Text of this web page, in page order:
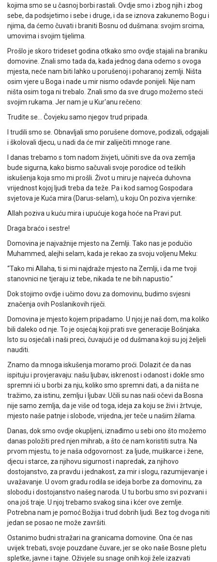
kojima smo se u časnoj borbi rastali. Ovdje smo i zbog njih i zbog
sebe, da podsjetimo i sebe i druge, i da se iznova zakunemo Bogu i
njima, da ćemo čuvati i braniti Bosnu od dušmana: svojim srcima,
umovima i svojim tijelima.
Prošlo je skoro trideset godina otkako smo ovdje stajali na braniku
domovine. Znali smo tada da, kada jednog dana odemo s ovoga
mjesta, neće nam biti lahko u porušenoj i poharanoj zemlji. Ništa
osim vjere u Boga i nade u mir nismo odavde ponijeli. Nije nam
ništa osim toga ni trebalo. Znali smo da sve drugo možemo steći
svojim rukama. Jer nam je u Kur'anu rečeno:
Trudite se… Čovjeku samo njegov trud pripada.
I trudili smo se. Obnavljali smo porušene domove, podizali, odgajali
i školovali djecu, u nadi da će mir zaliječiti mnoge rane.
I danas trebamo s tom nadom živjeti, učiniti sve da ova zemlja
bude sigurna, kako bismo sačuvali svoje porodice od teških
iskušenja koja smo mi prošli. Život u miru je najveća duhovna
vrijednost kojoj ljudi treba da teže. Pa i kod samog Gospodara
svjetova je Kuća mira (Darus-selam), u koju On poziva vjernike:
Allah poziva u kuću mira i upućuje koga hoće na Pravi put.
Draga braćo i sestre!
Domovina je najvažnije mjesto na Zemlji. Tako nas je podučio
Muhammed, alejhi selam, kada je rekao za svoju voljenu Meku:
“Tako mi Allaha, ti si mi najdraže mjesto na Zemlji, i da me tvoji
stanovnici ne tjeraju iz tebe, nikada te ne bih napustio.”
Dok stojimo ovdje i učimo dovu za domovinu, budimo svjesni
značenja ovih Poslanikovih riječi.
Domovina je mjesto kojem pripadamo. U njoj je naš dom, ma koliko
bili daleko od nje. To je osjećaj koji prati sve generacije Bošnjaka.
Isto su osjećali i naši preci, čuvajući je od dušmana koji su joj željeli
nauditi.
Znamo da mnoga iskušenja moramo proći. Dolazit će da nas
ispituju i provjeravaju: našu ljubav, iskrenost i odanost i dokle smo
spremni ići u borbi za nju, koliko smo spremni dati, a da ništa ne
tražimo, za istinu, zemlju i ljubav. Učili su nas naši očevi da Bosna
nije samo zemlja, da je više od toga, ideja za koju se živi i žrtvuje,
mjesto naše patnje i slobode, vrijedna, jer teče u našim žilama.
Danas, dok smo ovdje okupljeni, iznađimo u sebi ono što možemo
danas položiti pred njen mihrab, a što će nam koristiti sutra. Na
prvom mjestu, to je naša odgovornost: za ljude, muškarce i žene,
djecu i starce, za njihovu sigurnost i napredak, za njihovo
dostojanstvo, za pravdu i jednakost, za mir i slogu, razumijevanje i
uvažavanje. U ovom gradu rodila se ideja borbe za domovinu, za
slobodu i dostojanstvo našeg naroda. U tu borbu smo svi pozvani i
ona još traje. U njoj trebamo svakog sina i kćer ove zemlje.
Potrebna nam je pomoć Božija i trud dobrih ljudi. Bez tog dvoga niti
jedan se posao ne može završiti.
Ostanimo budni stražari na granicama domovine. Ona će nas
uvijek trebati, svoje pouzdane čuvare, jer se oko naše Bosne pletu
spletke, javne i tajne. Oživjele su snage onih koji žele izazvati